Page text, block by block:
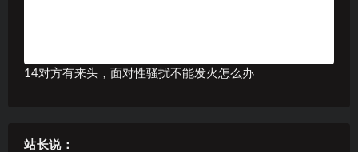
14对方有来头，面对性骚扰不能发火怎么办
站长说：